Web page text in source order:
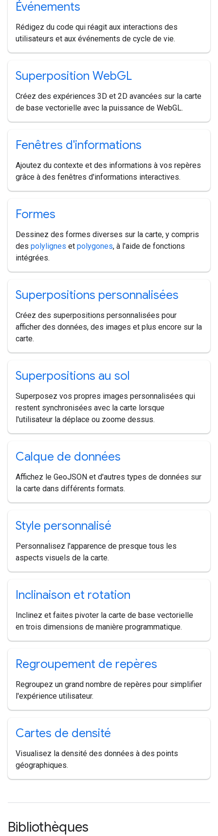
Événements
Rédigez du code qui réagit aux interactions des
utilisateurs et aux événements de cycle de vie.
Superposition WebGL
Créez des expériences 3D et 2D avancées sur la carte
de base vectorielle avec la puissance de WebGL.
Fenêtres d'informations
Ajoutez du contexte et des informations à vos repères
grâce à des fenêtres d'informations interactives.
Formes
Dessinez des formes diverses sur la carte, y compris
des polylignes et polygones, à l'aide de fonctions
intégrées.
Superpositions personnalisées
Créez des superpositions personnalisées pour
afficher des données, des images et plus encore sur la
carte.
Superpositions au sol
Superposez vos propres images personnalisées qui
restent synchronisées avec la carte lorsque
l'utilisateur la déplace ou zoome dessus.
Calque de données
Affichez le GeoJSON et d'autres types de données sur
la carte dans différents formats.
Style personnalisé
Personnalisez l'apparence de presque tous les
aspects visuels de la carte.
Inclinaison et rotation
Inclinez et faites pivoter la carte de base vectorielle
en trois dimensions de manière programmatique.
Regroupement de repères
Regroupez un grand nombre de repères pour simplifier
l'expérience utilisateur.
Cartes de densité
Visualisez la densité des données à des points
géographiques.
Bibliothèques